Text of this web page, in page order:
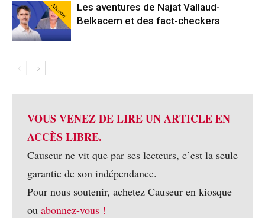
Abonné
Les aventures de Najat Vallaud-
Belkacem et des fact-checkers
VOUS VENEZ DE LIRE UN ARTICLE EN
ACCÈS LIBRE.
Causeur ne vit que par ses lecteurs, c’est la seule
garantie de son indépendance.
Pour nous soutenir, achetez Causeur en kiosque
ou abonnez-vous !